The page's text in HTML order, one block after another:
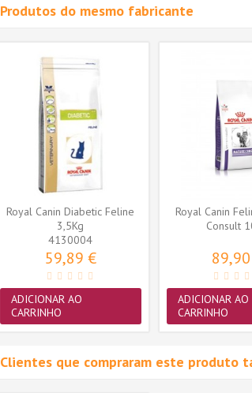
Produtos do mesmo fabricante
Royal Canin Diabetic Feline
3,5Kg
4130004
59,89 €
ADICIONAR AO
CARRINHO
Royal Canin
Consult
ADICIONAR AO
CARRINHO
Clientes que compraram este produto